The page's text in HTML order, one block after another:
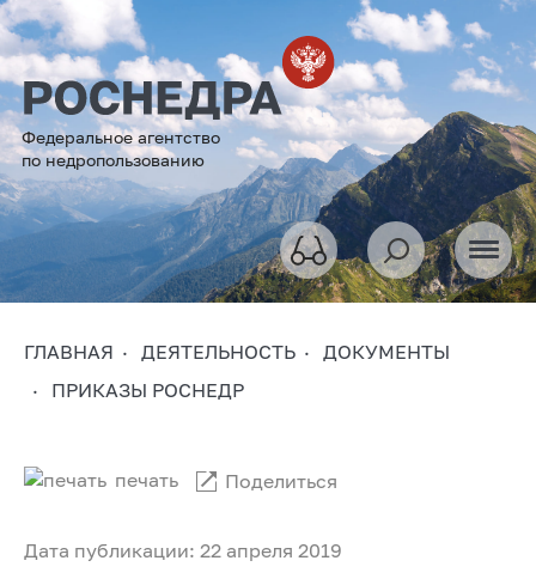
Федеральное агентство
по недропользованию
ГЛАВНАЯ ДЕЯТЕЛЬНОСТЬ
ДОКУМЕНТЫ
ПРИКАЗЫ РОСНЕДР
Дата публикации: 22 апреля 2019
печать Поделиться